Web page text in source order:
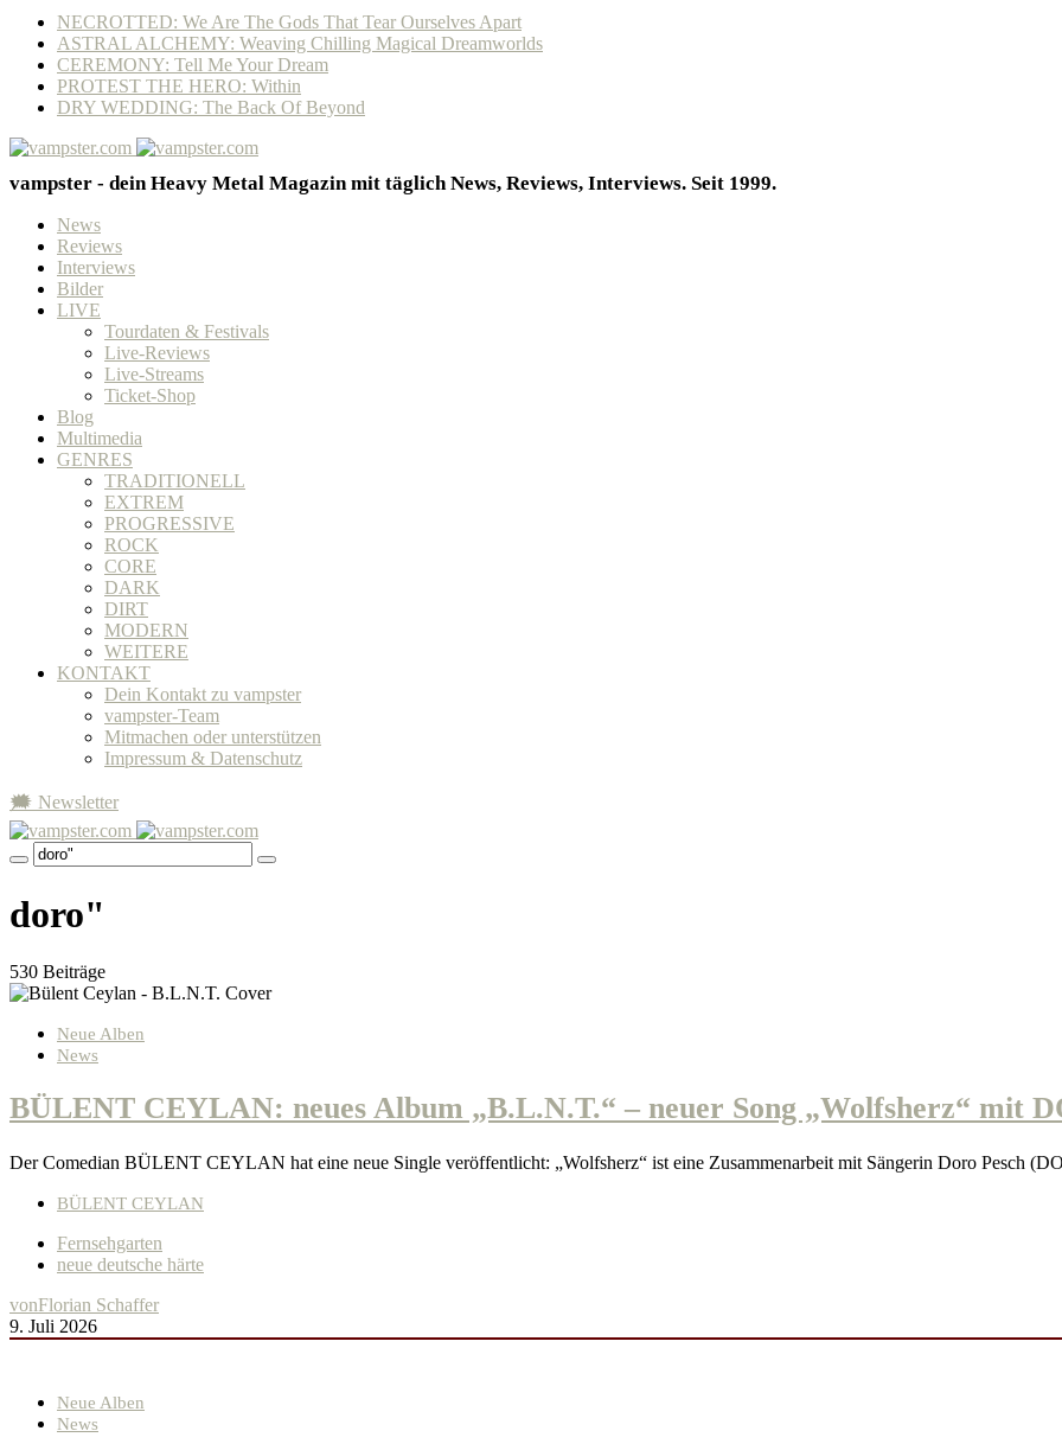
NECROTTED: We Are The Gods That Tear Ourselves Apart
ASTRAL ALCHEMY: Weaving Chilling Magical Dreamworlds
CEREMONY: Tell Me Your Dream
PROTEST THE HERO: Within
DRY WEDDING: The Back Of Beyond
vampster - dein Heavy Metal Magazin mit täglich News, Reviews, Interviews. Seit 1999.
News
Reviews
Interviews
Bilder
LIVE
Tourdaten & Festivals
Live-Reviews
Live-Streams
Ticket-Shop
Blog
Multimedia
GENRES
TRADITIONELL
EXTREM
PROGRESSIVE
ROCK
CORE
DARK
DIRT
MODERN
WEITERE
KONTAKT
Dein Kontakt zu vampster
vampster-Team
Mitmachen oder unterstützen
Impressum & Datenschutz
🗯 Newsletter
doro"
530 Beiträge
Neue Alben
News
BÜLENT CEYLAN: neues Album „B.L.N.T.“ – neuer Song „Wolfsherz“ mit
Der Comedian BÜLENT CEYLAN hat eine neue Single veröffentlicht: „Wolfsherz“ ist eine Zusammenarbeit mit Sängerin Doro Pesch
BÜLENT CEYLAN
Fernsehgarten
neue deutsche härte
vonFlorian Schaffer
9. Juli 2026
Neue Alben
News